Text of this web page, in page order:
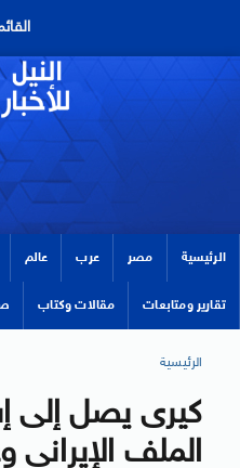
الرئيسية مصر عرب عالم
تقارير ومتابعات مقالات وكتاب
الرئيسية
كيرى يصل إلى
الملف الإيرانى